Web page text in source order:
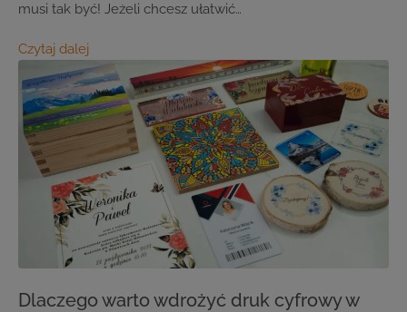
musi tak być! Jeżeli chcesz ułatwić…
Czytaj dalej
Dlaczego warto wdrożyć druk cyfrowy w